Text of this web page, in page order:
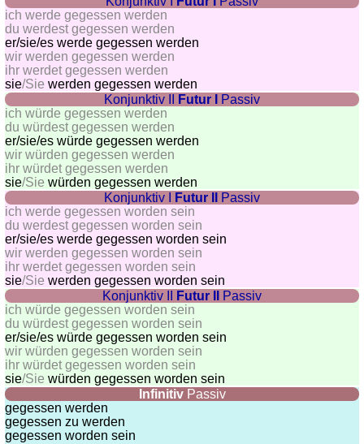
mathématiques
Puzzle
Quiz
animaux
les
différences
ich werde gegessen werden
du werdest gegessen werden
er/sie/es werde gegessen werden
wir werden gegessen werden
ihr werdet gegessen werden
sie/Sie werden gegessen werden
Konjunktiv II
Futur I
Passiv
ich würde gegessen werden
du würdest gegessen werden
er/sie/es würde gegessen werden
wir würden gegessen werden
ihr würdet gegessen werden
sie/Sie würden gegessen werden
Konjunktiv I
Futur II
Passiv
ich werde gegessen worden sein
du werdest gegessen worden sein
er/sie/es werde gegessen worden sein
wir werden gegessen worden sein
ihr werdet gegessen worden sein
sie/Sie werden gegessen worden sein
Konjunktiv II
Futur II
Passiv
ich würde gegessen worden sein
du würdest gegessen worden sein
er/sie/es würde gegessen worden sein
wir würden gegessen worden sein
ihr würdet gegessen worden sein
sie/Sie würden gegessen worden sein
InfinitivPassiv
gegessen werden
gegessen zu werden
gegessen worden sein